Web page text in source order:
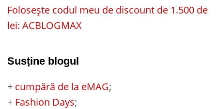
Folosește codul meu de discount de 1.500 de
lei: ACBLOGMAX
Susține blogul
+ cumpără de la eMAG;
+ Fashion Days;